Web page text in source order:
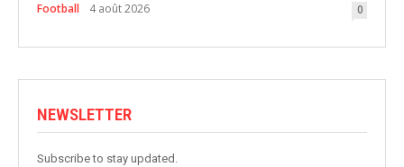
Football 4 août 2026 0
NEWSLETTER
Subscribe to stay updated.